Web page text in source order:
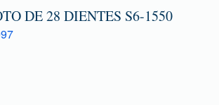
DE 28 DIENTES S6-1550